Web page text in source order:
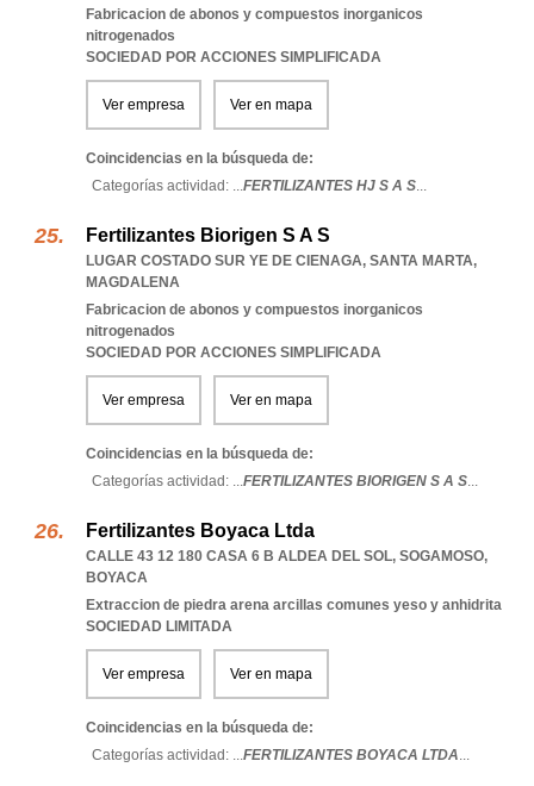
Fabricacion de abonos y compuestos inorganicos
nitrogenados
SOCIEDAD POR ACCIONES SIMPLIFICADA
Ver empresa Ver en mapa
Coincidencias en la búsqueda de:
Categorías actividad: ...FERTILIZANTES HJ S A S...
Fertilizantes Biorigen S A S
LUGAR COSTADO SUR YE DE CIENAGA, SANTA MARTA,
MAGDALENA
Fabricacion de abonos y compuestos inorganicos
nitrogenados
SOCIEDAD POR ACCIONES SIMPLIFICADA
Ver empresa Ver en mapa
Coincidencias en la búsqueda de:
Categorías actividad: ...FERTILIZANTES BIORIGEN S A S...
Fertilizantes Boyaca Ltda
CALLE 43 12 180 CASA 6 B ALDEA DEL SOL, SOGAMOSO,
BOYACA
Extraccion de piedra arena arcillas comunes yeso y anhidrita
SOCIEDAD LIMITADA
Ver empresa Ver en mapa
Coincidencias en la búsqueda de:
Categorías actividad: ...FERTILIZANTES BOYACA LTDA...